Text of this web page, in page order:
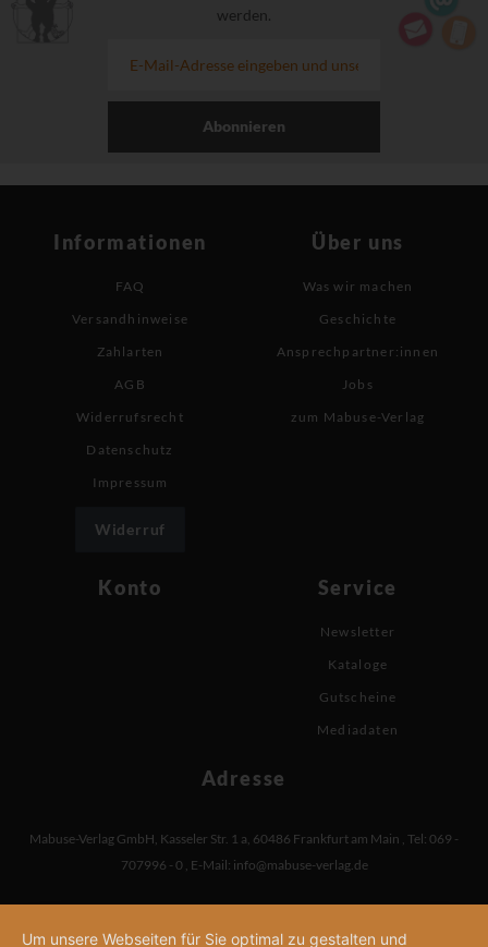
werden.
Abonnieren
Informationen
FAQ
Versandhinweise
Zahlarten
AGB
Widerrufsrecht
Datenschutz
Impressum
Widerruf
Über uns
Was wir machen
Geschichte
Ansprechpartner:innen
Jobs
zum Mabuse-Verlag
Konto Service
Newsletter
Kataloge
Gutscheine
Mediadaten
Adresse
Mabuse-Verlag GmbH, Kasseler Str. 1 a, 60486 Frankfurt am Main , Tel: 069 -
707996 - 0 , E-Mail: info@mabuse-verlag.de
Um unsere Webseiten für Sie optimal zu gestalten und